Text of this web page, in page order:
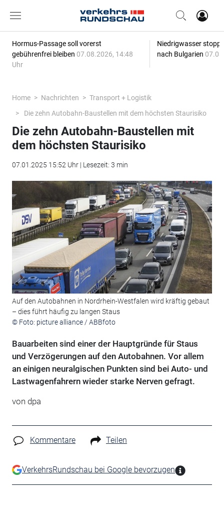
Hormus-Passage soll vorerst
gebührenfrei bleiben 07.08.2026, 14:48
Uhr
Niedrigwasser
nach Bulgarien
Home Nachrichten
Transport + Logistik
Die zehn Autobahn-Baustellen mit dem höchsten Staurisiko
Die zehn Autobahn-Baustellen mit
dem höchsten Staurisiko
07.01.2025 15:52 Uhr | Lesezeit: 3 min
Auf den Autobahnen in Nordrhein-Westfalen wird kräftig gebaut
– dies führt häufig zu langen Staus
© Foto: picture alliance / ABBfoto
Bauarbeiten sind einer der Hauptgründe für Staus
und Verzögerungen auf den Autobahnen. Vor allem
an einigen neuralgischen Punkten sind bei Auto- und
Lastwagenfahrern wieder starke Nerven gefragt.
von dpa
Kommentare Teilen
VerkehrsRundschau bei Google bevorzugen